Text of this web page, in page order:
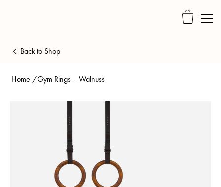
Home /Gym Rings – Walnuss
Back to Shop